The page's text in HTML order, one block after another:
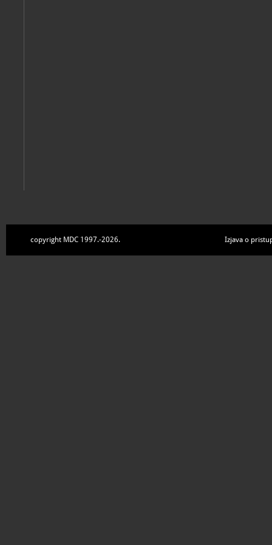
copyright MDC 1997.-2026. Izjava o